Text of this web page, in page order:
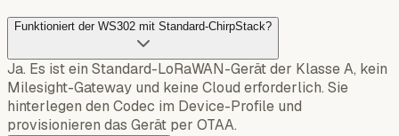
Funktioniert der WS302 mit Standard-ChirpStack?
Ja. Es ist ein Standard-LoRaWAN-Gerät der Klasse A, kein
Milesight-Gateway und keine Cloud erforderlich. Sie
hinterlegen den Codec im Device-Profile und
provisionieren das Gerät per OTAA.